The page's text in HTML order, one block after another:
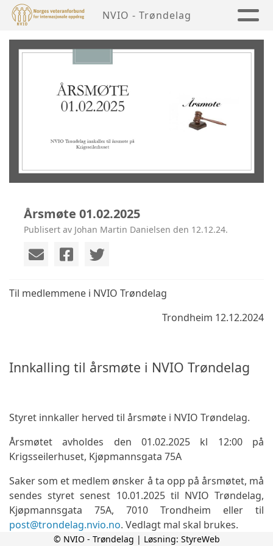
NVIO - Trøndelag
Årsmøte 01.02.2025
Publisert av Johan Martin Danielsen den 12.12.24.
Til medlemmene i NVIO Trøndelag
Trondheim 12.12.2024
Innkalling til årsmøte i NVIO Trøndelag
Styret innkaller herved til årsmøte i NVIO Trøndelag.
Årsmøtet avholdes den 01.02.2025 kl 12:00 på
Krigsseilerhuset, Kjøpmannsgata 75A
Saker som et medlem ønsker å ta opp på årsmøtet, må
sendes styret senest 10.01.2025 til NVIO Trøndelag,
Kjøpmannsgata 75A, 7010 Trondheim eller til
post@trondelag.nvio.no. Vedlagt mal skal brukes.
© NVIO - Trøndelag | Løsning: StyreWeb